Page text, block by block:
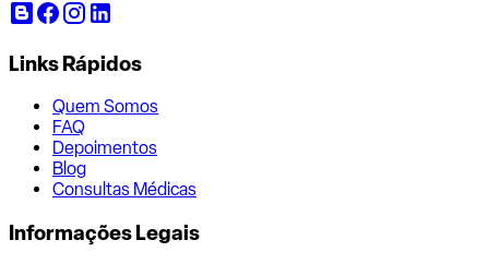
Links Rápidos
Quem Somos
FAQ
Depoimentos
Blog
Consultas Médicas
Informações Legais